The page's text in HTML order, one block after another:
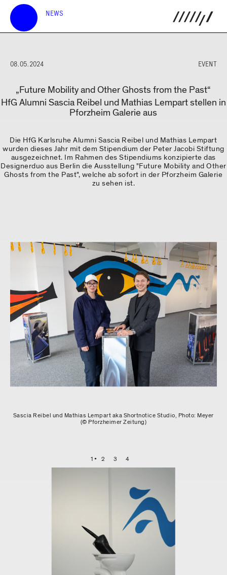
NEWS
08.05.2024 EVENT
„Future Mobility and Other Ghosts from the Past“
HfG Alumni Sascia Reibel und Mathias Lempart stellen in
Pforzheim Galerie aus
Die HfG Karlsruhe Alumni Sascia Reibel und Mathias Lempart
wurden dieses Jahr mit dem Stipendium der Peter Jacobi Stiftung
ausgezeichnet. Im Rahmen des Stipendiums konzipierte das
Designerduo aus Berlin die Ausstellung "Future Mobility and Other
Ghosts from the Past", welche ab sofort in der Pforzheim Galerie
zu sehen ist.
Sascia Reibel und Mathias Lempart aka Shortnotice Studio, Photo: Meyer
(© Pforzheimer Zeitung)
1 2 3 4